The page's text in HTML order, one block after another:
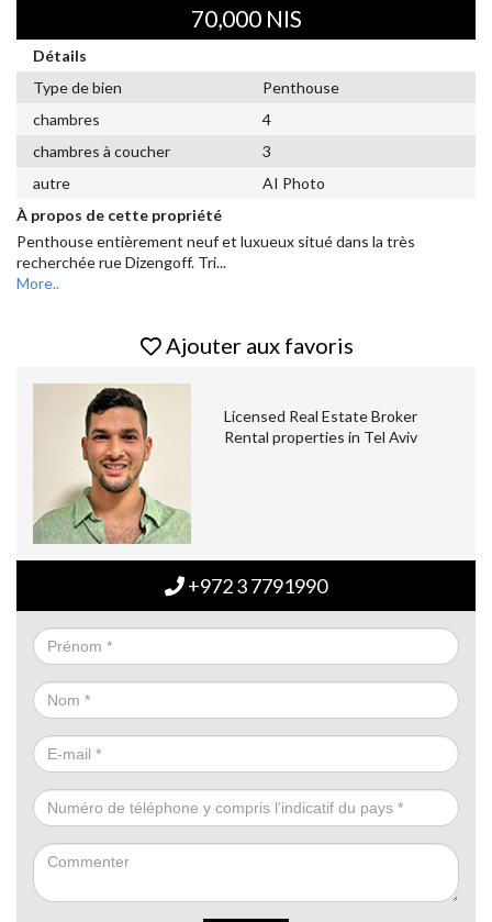
70,000 NIS
Détails
Type de bien
Penthouse
chambres
4
chambres à coucher
3
autre
AI Photo
À propos de cette propriété
Penthouse entièrement neuf et luxueux situé dans la très
recherchée rue Dizengoff. Tri...
More..
Ajouter aux favoris
Licensed Real Estate Broker
Rental properties in Tel Aviv
+972 3 7791990